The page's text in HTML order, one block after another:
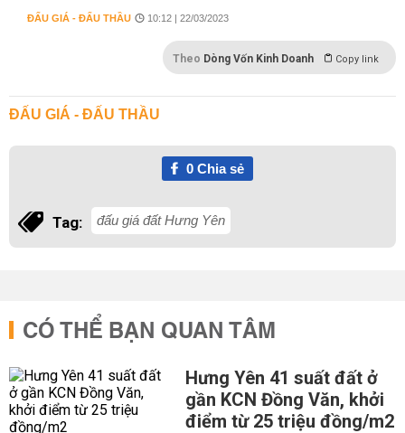
ĐẤU GIÁ - ĐẤU THẦU 10:12 | 22/03/2023
Theo Dòng Vốn Kinh Doanh Copy link
ĐẤU GIÁ - ĐẤU THẦU
0Chia sẻ
Tag: đấu giá đất Hưng Yên
CÓ THỂ BẠN QUAN TÂM
Hưng Yên 41 suất đất ở
gần KCN Đồng Văn, khởi
điểm từ 25 triệu đồng/m2